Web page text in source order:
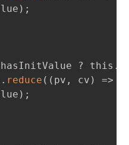
) ;
? this.
reduce ( ( pv , cv )
=>
) ;